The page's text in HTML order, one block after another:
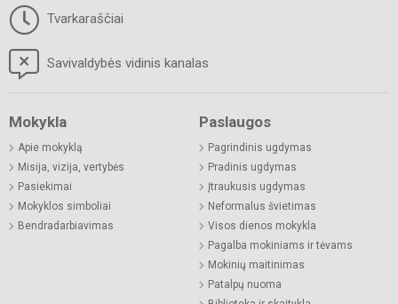
Tvarkaraščiai
Savivaldybės vidinis kanalas
Mokykla
Apie mokyklą
Misija, vizija, vertybės
Pasiekimai
Mokyklos simboliai
Bendradarbiavimas
Paslaugos
Pagrindinis ugdymas
Pradinis ugdymas
Įtraukusis ugdymas
Neformalus švietimas
Visos dienos mokykla
Pagalba mokiniams ir tėvams
Mokinių maitinimas
Patalpų nuoma